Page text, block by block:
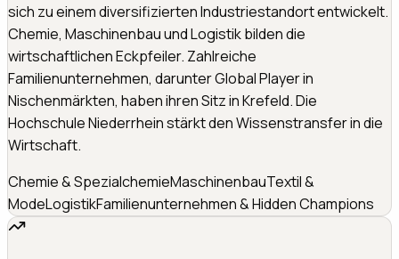
sich zu einem diversifizierten Industriestandort entwickelt.
Chemie, Maschinenbau und Logistik bilden die
wirtschaftlichen Eckpfeiler. Zahlreiche
Familienunternehmen, darunter Global Player in
Nischenmärkten, haben ihren Sitz in Krefeld. Die
Hochschule Niederrhein stärkt den Wissenstransfer in die
Wirtschaft.
Chemie & SpezialchemieMaschinenbauTextil &
ModeLogistikFamilienunternehmen & Hidden Champions